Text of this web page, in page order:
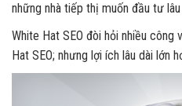
những nhà tiếp thị muốn đầu tư
White Hat SEO đòi hỏi nhiều
Hat SEO; nhưng lợi ích lâu dài lớn